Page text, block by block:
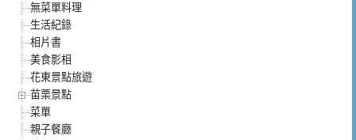
無菜單料理
生活紀錄
相片書
美食影相
花東景點旅遊
苗栗景點
菜單
親子餐廳